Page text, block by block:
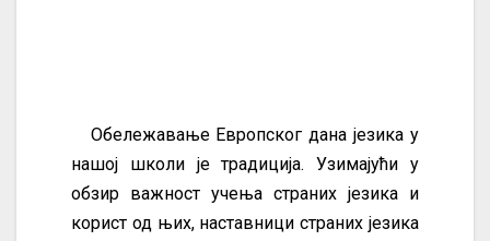
Обележавање Европског дана језика у
нашој школи је традиција. Узимајући у
обзир важност учења страних језика и
корист од њих, наставници страних језика